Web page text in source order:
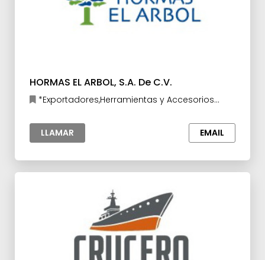
HORMAS EL ARBOL, S.A. De C.V.
*Exportadores,Herramientas y Accesorios
Maquilas,Materia prima para la Industria
LLAMAR
EMAIL